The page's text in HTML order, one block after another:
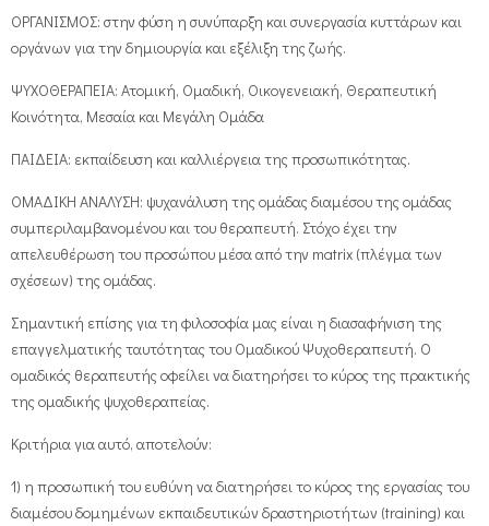
ΟΡΓΑΝΙΣΜΟΣ: στην φύση η συνύπαρξη και συνεργασία κυττάρων και
οργάνων για την δημιουργία και εξέλιξη της ζωής.
ΨΥΧΟΘΕΡΑΠΕΙΑ: Ατομική, Ομαδική, Οικογενειακή, Θεραπευτική
Κοινότητα, Μεσαία και Mεγάλη Oμάδα
ΠΑΙΔΕΙΑ: εκπαίδευση και καλλιέργεια της προσωπικότητας.
ΟΜΑΔΙΚΗ ΑΝΑΛΥΣΗ: ψυχανάλυση της ομάδας διαμέσου της ομάδας
συμπεριλαμβανομένου και του θεραπευτή. Στόχο έχει την
απελευθέρωση του προσώπου μέσα από την matrix (πλέγμα των
σχέσεων) της ομάδας.
Σημαντική επίσης για τη φιλοσοφία μας είναι η διασαφήνιση της
επαγγελματικής ταυτότητας του Ομαδικού Ψυχοθεραπευτή. Ο
ομαδικός θεραπευτής οφείλει να διατηρήσει το κύρος της πρακτικής
της ομαδικής ψυχοθεραπείας.
Κριτήρια για αυτό, αποτελούν:
1) η προσωπική του ευθύνη να διατηρήσει το κύρος της εργασίας του
διαμέσου δομημένων εκπαιδευτικών δραστηριοτήτων (training) και